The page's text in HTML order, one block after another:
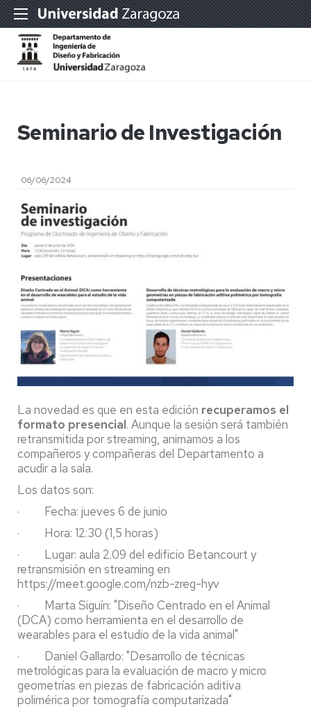
Seminario de Investigación
06/06/2024
La novedad es que en esta edición recuperamos el
formato presencial. Aunque la sesión será también
retransmitida por streaming, animamos a los
compañeros y compañeras del Departamento a
acudir a la sala.
Los datos son:
· Fecha: jueves 6 de junio
· Hora: 12:30 (1,5 horas)
· Lugar: aula 2.09 del edificio Betancourt y
retransmisión en streaming en
https://meet.google.com/nzb-zreg-hyv
· Marta Siguín: "Diseño Centrado en el Animal
(DCA) como herramienta en el desarrollo de
wearables para el estudio de la vida animal"
· Daniel Gallardo: "Desarrollo de técnicas
metrológicas para la evaluación de macro y micro
geometrías en piezas de fabricación aditiva
polimérica por tomografía computarizada"